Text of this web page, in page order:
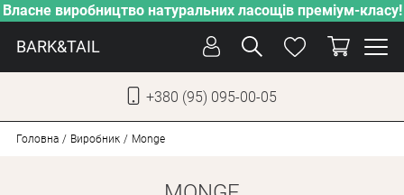
Власне виробництво натуральних ласощів преміум-класу!
BARK&TAIL
+380 (95) 095-00-05
СОБАКИ
Головна Виробник Monge